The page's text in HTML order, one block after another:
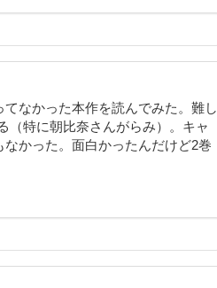
なかった本作を読んでみた。難し
（特に朝比奈さんがらみ）。キャ
かった。面白かったんだけど2巻